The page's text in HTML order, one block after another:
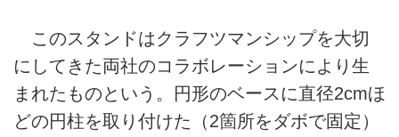
このスタンドはクラフツマンシップを大切
にしてきた両社のコラボレーションにより生
まれたものという。円形のベースに直径2cmほ
どの円柱を取り付けた（2箇所をダボで固定）